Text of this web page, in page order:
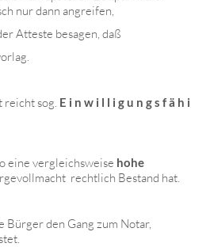
nur dann angreifen,
Atteste besagen, daß
reicht sog. E i n w i l l i g u n g s f ä h i
eine vergleichsweise hohe
rechtlich Bestand hat.
Bürger den Gang zum Notar,